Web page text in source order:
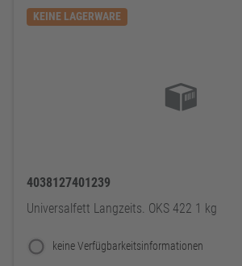
KEINE LAGERWARE
4038127401239
Universalfett Langzeits. OKS 422 1 kg
keine Verfügbarkeitsinformationen